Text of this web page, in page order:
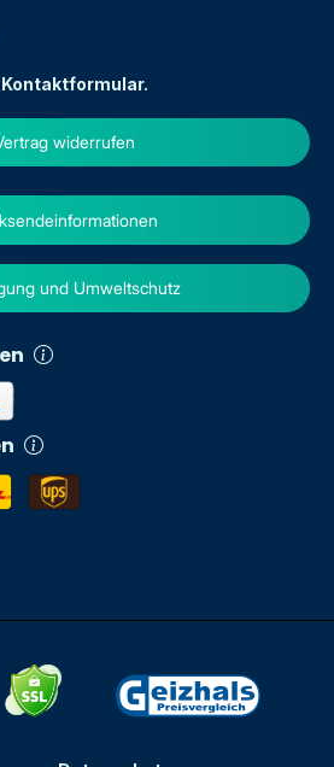
Kontaktformular.
widerrufen
und Umweltschutz